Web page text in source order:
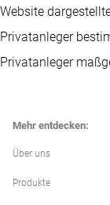
Website
Privatanleger
Privatanleger
Mehr entdecken:
Über uns
Produkte